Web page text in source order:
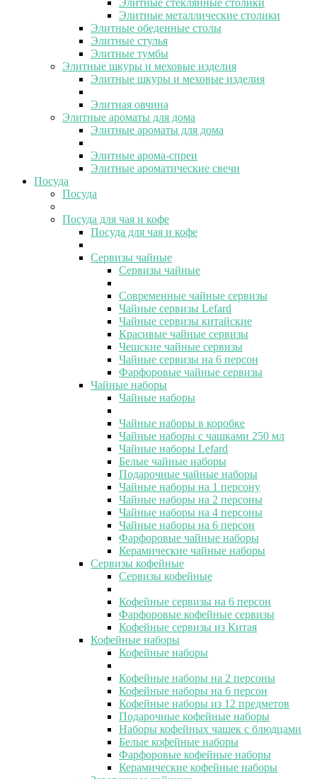
Элитные металлические столики
Элитные обеденные столы
Элитные стулья
Элитные тумбы
Элитные шкуры и меховые изделия
Элитные шкуры и меховые изделия
Элитная овчина
Элитные ароматы для дома
Элитные ароматы для дома
Элитные арома-спреи
Элитные ароматические свечи
Посуда
Посуда
Посуда для чая и кофе
Посуда для чая и кофе
Сервизы чайные
Сервизы чайные
Современные чайные сервизы
Чайные сервизы Lefard
Чайные сервизы китайские
Красивые чайные сервизы
Чешские чайные сервизы
Чайные сервизы на 6 персон
Фарфоровые чайные сервизы
Чайные наборы
Чайные наборы
Чайные наборы в коробке
Чайные наборы с чашками 250 мл
Чайные наборы Lefard
Белые чайные наборы
Подарочные чайные наборы
Чайные наборы на 1 персону
Чайные наборы на 2 персоны
Чайные наборы на 4 персоны
Чайные наборы на 6 персон
Фарфоровые чайные наборы
Керамические чайные наборы
Сервизы кофейные
Сервизы кофейные
Кофейные сервизы на 6 персон
Фарфоровые кофейные сервизы
Кофейные сервизы из Китая
Кофейные наборы
Кофейные наборы
Кофейные наборы на 2 персоны
Кофейные наборы на 6 персон
Кофейные наборы из 12 предметов
Подарочные кофейные наборы
Наборы кофейных чашек с блюдцами
Белые кофейные наборы
Фарфоровые кофейные наборы
Керамические кофейные наборы